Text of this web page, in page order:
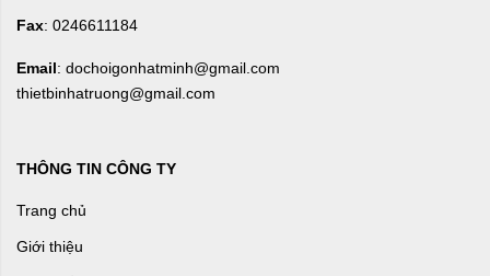
Fax: 0246611184
Email: dochoigonhatminh@gmail.com
thietbinhatruong@gmail.com
THÔNG TIN CÔNG TY
Trang chủ
Giới thiệu